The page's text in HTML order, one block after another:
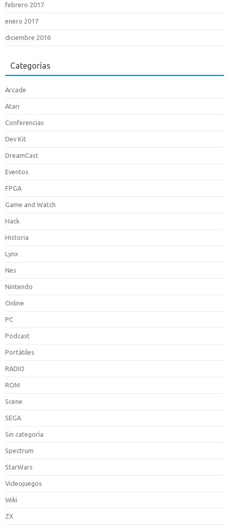
febrero 2017
enero 2017
diciembre 2016
Categorías
Arcade
Atari
Conferencias
Dev Kit
DreamCast
Eventos
FPGA
Game and Watch
Hack
Historia
Lynx
Nes
Nintendo
Online
PC
Podcast
Portátiles
RADIO
ROM
Scene
SEGA
Sin categoría
Spectrum
StarWars
Videojuegos
Wiki
ZX